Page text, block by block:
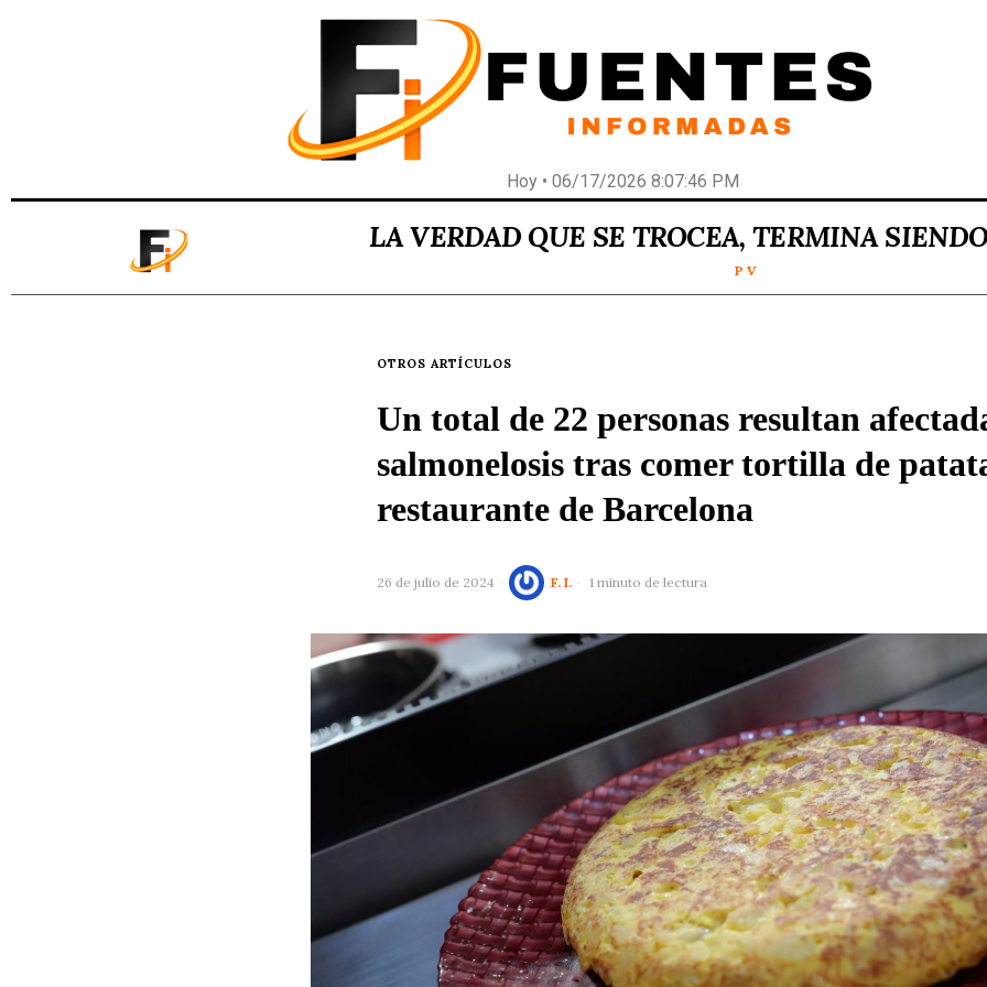
Hoy • 06/17/2026 8:07:46 PM
LA VERDAD QUE SE TROCEA, TERMINA
P V
OTROS ARTÍCULOS
Un total de 22 personas resultan
salmonelosis tras comer tortilla de
restaurante de Barcelona
26 de julio de 2024 F. I. 1 minuto de lectura